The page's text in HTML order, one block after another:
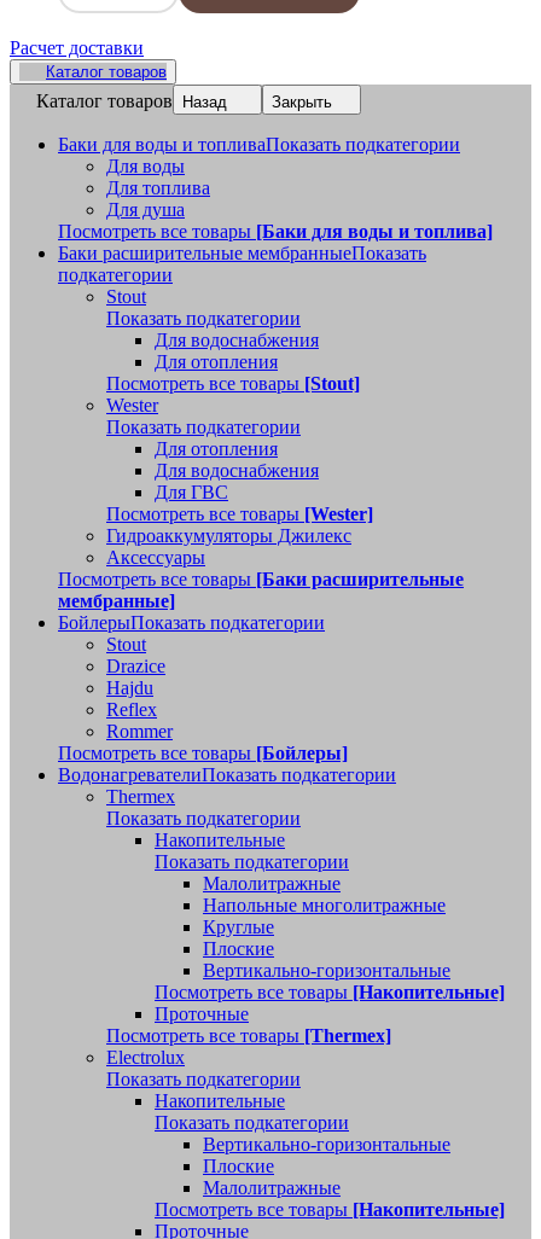
Расчет доставки
Каталог товаров
Каталог товаров Назад Закрыть
Баки для воды и топливаПоказать подкатегории
Для воды
Для топлива
Для душа
Посмотреть все товары [Баки для воды и топлива]
Баки расширительные мембранныеПоказать
подкатегории
Stout
Показать подкатегории
Для водоснабжения
Для отопления
Посмотреть все товары [Stout]
Wester
Показать подкатегории
Для отопления
Для водоснабжения
Для ГВС
Посмотреть все товары [Wester]
Гидроаккумуляторы Джилекс
Аксессуары
Посмотреть все товары [Баки расширительные
мембранные]
БойлерыПоказать подкатегории
Stout
Drazice
Hajdu
Reflex
Rommer
Посмотреть все товары [Бойлеры]
ВодонагревателиПоказать подкатегории
Thermex
Показать подкатегории
Накопительные
Показать подкатегории
Малолитражные
Напольные многолитражные
Круглые
Плоские
Вертикально-горизонтальные
Посмотреть все товары [Накопительные]
Проточные
Посмотреть все товары [Thermex]
Electrolux
Показать подкатегории
Накопительные
Показать подкатегории
Вертикально-горизонтальные
Плоские
Малолитражные
Посмотреть все товары [Накопительные]
Проточные